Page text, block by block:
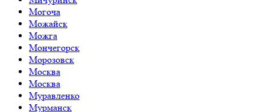
Могоча
Можайск
Можга
Мончегорск
Морозовск
Москва
Москва
Муравленко
Мурманск